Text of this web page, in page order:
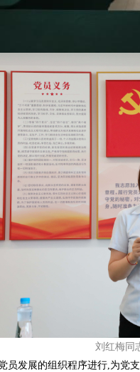
刘红梅同
发展的组织程序进行,为党支